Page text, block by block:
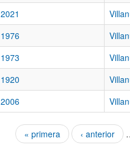
2021
1976
1973
1920
2006
Páginas
« primera ‹ anterior